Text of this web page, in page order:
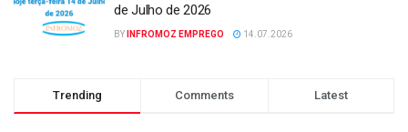
de Julho de 2026
BY INFROMOZ EMPREGO 14.07.2026
Trending Comments Latest